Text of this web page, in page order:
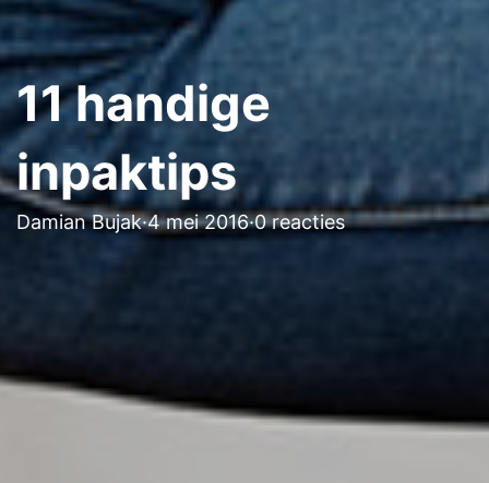
11 handige
inpaktips
Damian Bujak·4 mei 2016·0 reacties